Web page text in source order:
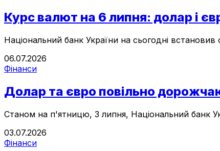
Курс валют на 6 липня: долар і
Національний банк України на сьогодні
06.07.2026
Фінанси
Долар та євро повільно
Станом на п'ятницю, 3 липня, Національний банк
03.07.2026
Фінанси